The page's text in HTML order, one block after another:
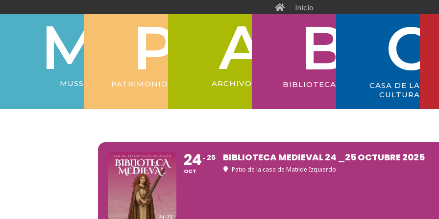
Inicio
MUSS PATRIMONIO ARCHIVO BIBLIOTECA
CASA DE LA
CULTURA
24
OCT
25 BIBLIOTECA MEDIEVAL 24 _25 OCTUBRE 2025
Patio de la casa de Matilde Izquierdo